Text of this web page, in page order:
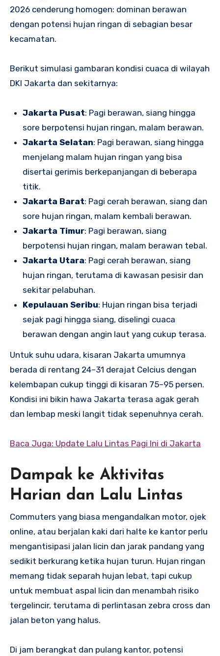
2026 cenderung homogen: dominan berawan
dengan potensi hujan ringan di sebagian besar
kecamatan.
Berikut simulasi gambaran kondisi cuaca di wilayah
DKI Jakarta dan sekitarnya:
Jakarta Pusat: Pagi berawan, siang hingga
sore berpotensi hujan ringan, malam berawan.
Jakarta Selatan: Pagi berawan, siang hingga
menjelang malam hujan ringan yang bisa
disertai gerimis berkepanjangan di beberapa
titik.
Jakarta Barat: Pagi cerah berawan, siang dan
sore hujan ringan, malam kembali berawan.
Jakarta Timur: Pagi berawan, siang
berpotensi hujan ringan, malam berawan tebal.
Jakarta Utara: Pagi cerah berawan, siang
hujan ringan, terutama di kawasan pesisir dan
sekitar pelabuhan.
Kepulauan Seribu: Hujan ringan bisa terjadi
sejak pagi hingga siang, diselingi cuaca
berawan dengan angin laut yang cukup terasa.
Untuk suhu udara, kisaran Jakarta umumnya
berada di rentang 24–31 derajat Celcius dengan
kelembapan cukup tinggi di kisaran 75–95 persen.
Kondisi ini bikin hawa Jakarta terasa agak gerah
dan lembap meski langit tidak sepenuhnya cerah.
Baca Juga: Update Lalu Lintas Pagi Ini di Jakarta
Dampak ke Aktivitas
Harian dan Lalu Lintas
Commuters yang biasa mengandalkan motor, ojek
online, atau berjalan kaki dari halte ke kantor perlu
mengantisipasi jalan licin dan jarak pandang yang
sedikit berkurang ketika hujan turun. Hujan ringan
memang tidak separah hujan lebat, tapi cukup
untuk membuat aspal licin dan menambah risiko
tergelincir, terutama di perlintasan zebra cross dan
jalan beton yang halus.
Di jam berangkat dan pulang kantor, potensi